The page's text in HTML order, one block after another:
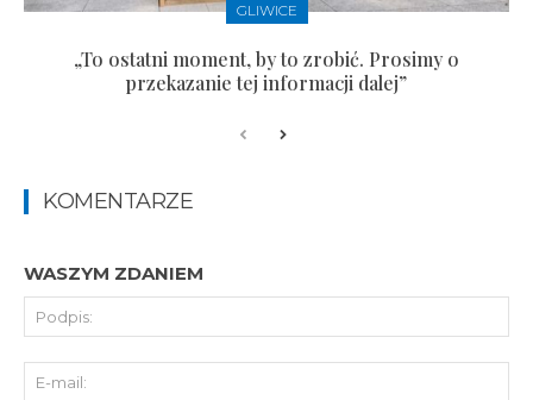
GLIWICE
„To ostatni moment, by to zrobić. Prosimy o
przekazanie tej informacji dalej”
KOMENTARZE
WASZYM ZDANIEM